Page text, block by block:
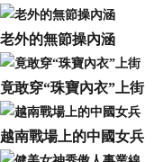
老外的無節操內涵
竟敢穿“珠寶內衣”上街
越南戰場上的中國女兵